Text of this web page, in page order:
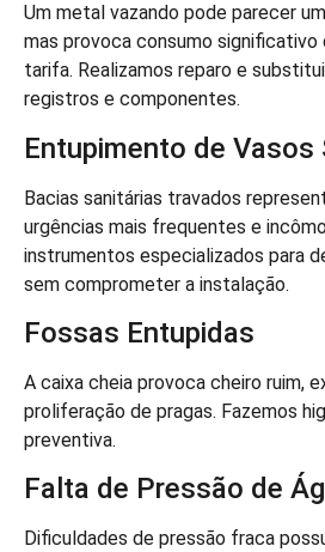
Um metal vazando pode parecer
mas provoca consumo significativo
tarifa. Realizamos reparo e
registros e componentes.
Entupimento de Vasos
Bacias sanitárias travados
urgências mais frequentes e
instrumentos especializados para
sem comprometer a instalação.
Fossas Entupidas
A caixa cheia provoca cheiro ruim,
proliferação de pragas. Fazemos
preventiva.
Falta de Pressão de
Dificuldades de pressão fraca